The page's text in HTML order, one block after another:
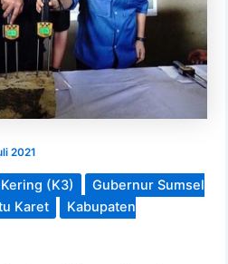
2021
(K3)
Gubernur Sumsel
Karet
Kabupaten